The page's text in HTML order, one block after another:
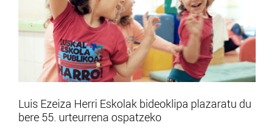
Luis Ezeiza Herri Eskolak bideoklipa plazaratu du
bere 55. urteurrena ospatzeko